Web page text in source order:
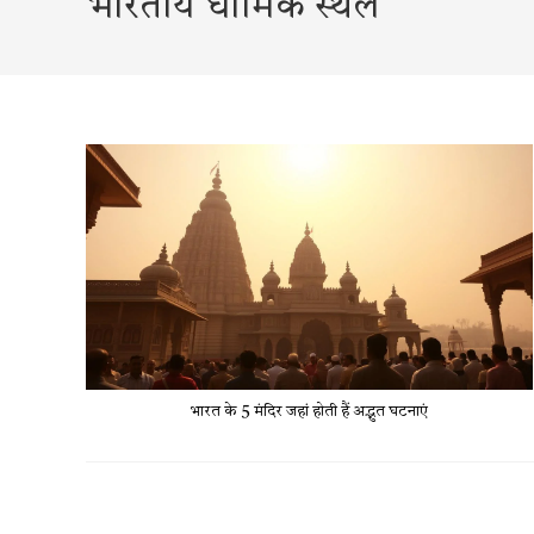
भारतीय धार्मिक स्थल
भारत के 5 मंदिर जहां होती हैं अद्भुत घटनाएं